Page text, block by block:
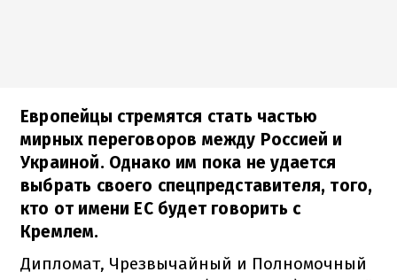
Европейцы стремятся стать частью
мирных переговоров между Россией и
Украиной. Однако им пока не удается
выбрать своего спецпредставителя, того,
кто от имени ЕС будет говорить с
Кремлем.
Дипломат, Чрезвычайный и Полномочный